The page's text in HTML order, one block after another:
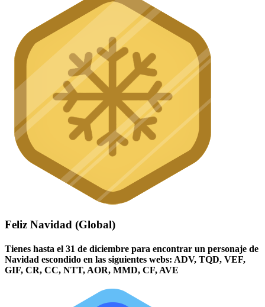
Feliz Navidad (Global)
Tienes hasta el 31 de diciembre para encontrar un personaje de
Navidad escondido en las siguientes webs: ADV, TQD, VEF,
GIF, CR, CC, NTT, AOR, MMD, CF, AVE